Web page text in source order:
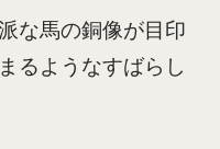
な馬の銅像が目印
るようなすばらし